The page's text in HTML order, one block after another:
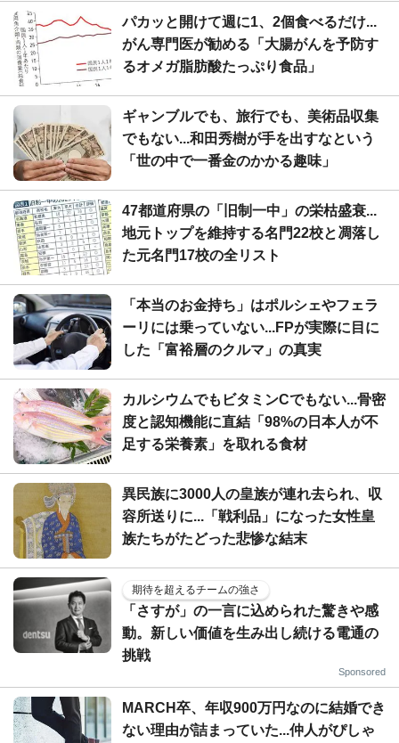
パカッと開けて週に1、2個食べるだけ...
がん専門医が勧める「大腸がんを予防す
るオメガ脂肪酸たっぷり食品」
ギャンブルでも、旅行でも、美術品収集
でもない...和田秀樹が手を出すなという
「世の中で一番金のかかる趣味」
47都道府県の「旧制一中」の栄枯盛衰...
地元トップを維持する名門22校と凋落し
た元名門17校の全リスト
「本当のお金持ち」はポルシェやフェラ
ーリには乗っていない...FPが実際に目に
した「富裕層のクルマ」の真実
カルシウムでもビタミンCでもない...骨密
度と認知機能に直結「98%の日本人が不
足する栄養素」を取れる食材
異民族に3000人の皇族が連れ去られ、収
容所送りに...「戦利品」になった女性皇
族たちがたどった悲惨な結末
期待を超えるチームの強さ
「さすが」の一言に込められた驚きや感
動。新しい価値を生み出し続ける電通の
挑戦
Sponsored
MARCH卒、年収900万円なのに結婚でき
ない理由が詰まっていた...仲人がぴしゃ